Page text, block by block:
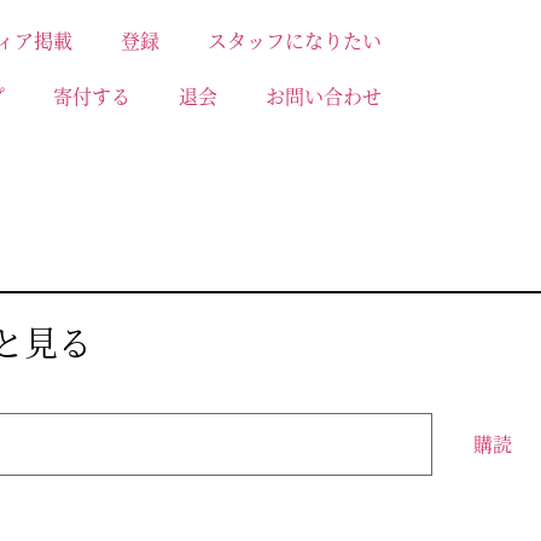
ア掲載 登録
スタッフになりたい
寄付する 退会 お問い合わせ
見る
購読